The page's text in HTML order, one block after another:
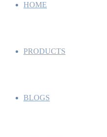
HOME
PRODUCTS
BLOGS